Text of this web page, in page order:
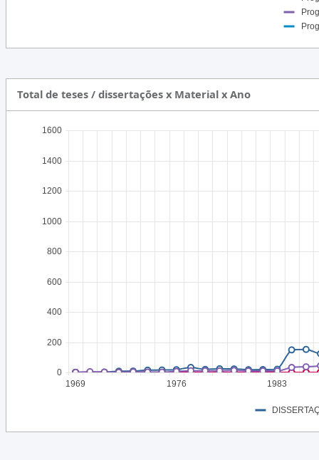
1984
1981
1980
1979
1976
1975
1971
1970
1969
1968
1967
Total de teses / dissertações x Material x Ano
1969 1976 1983
0
200
400
600
800
1000
1200
1400
1600